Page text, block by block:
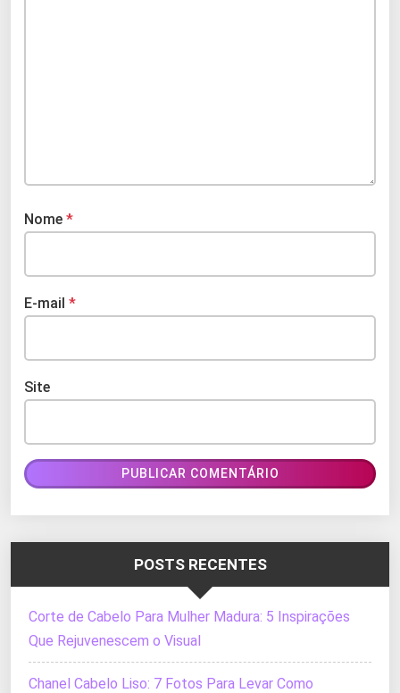
Nome *
E-mail *
Site
POSTS RECENTES
Corte de Cabelo Para Mulher Madura: 5 Inspirações
Que Rejuvenescem o Visual
Chanel Cabelo Liso: 7 Fotos Para Levar Como